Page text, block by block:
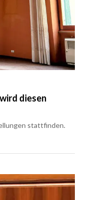
diesen
stattfinden.